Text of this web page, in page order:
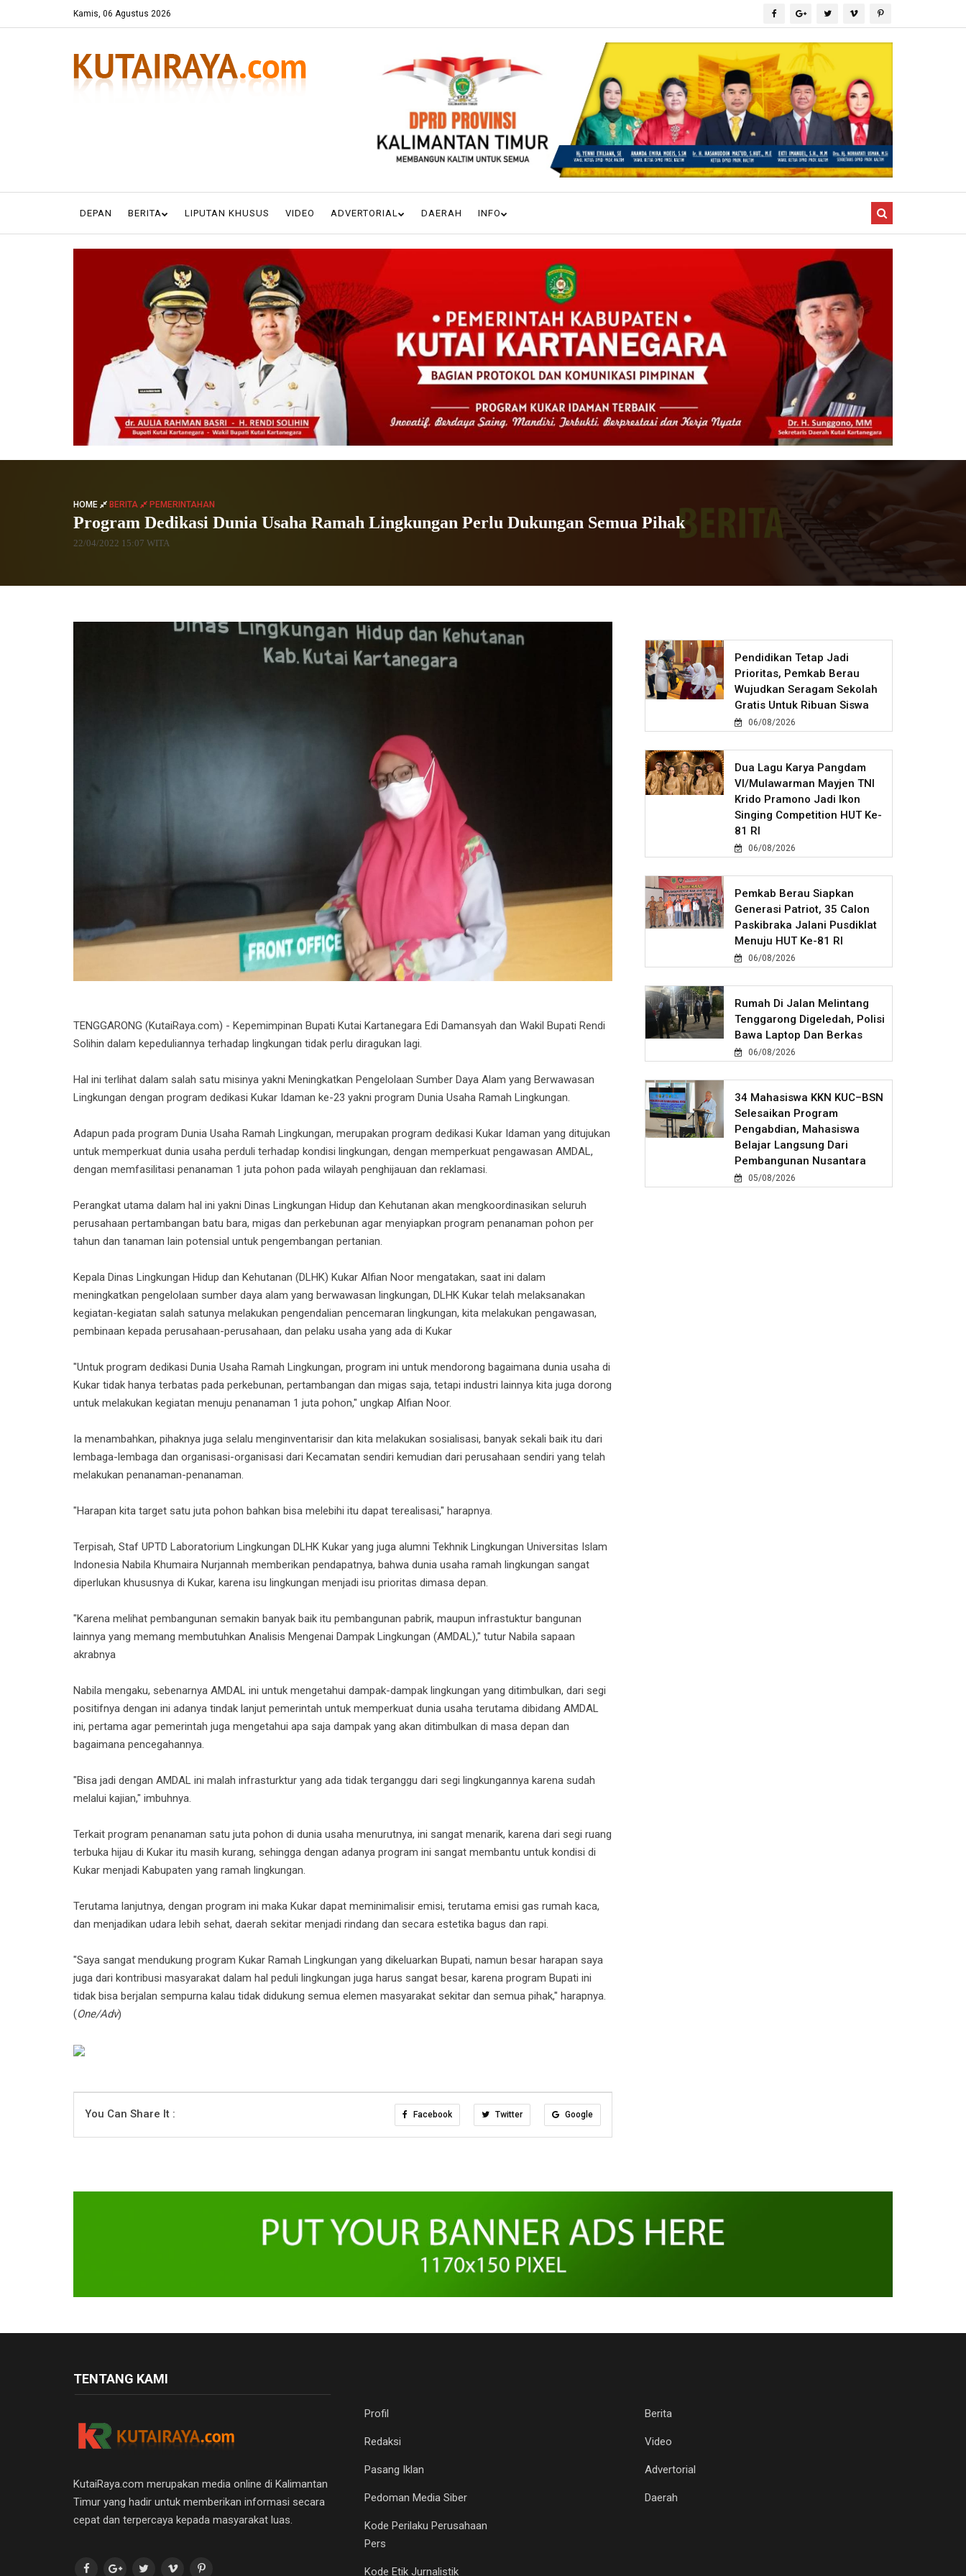
Kamis, 06 Agustus 2026
DEPAN BERITA LIPUTAN KHUSUS VIDEO ADVERTORIAL DAERAH INFO
HOME BERITA PEMERINTAHAN
Program Dedikasi Dunia Usaha Ramah Lingkungan Perlu Dukungan Semua Pihak
22/04/2022 15:07 WITA
TENGGARONG (KutaiRaya.com) - Kepemimpinan Bupati Kutai Kartanegara Edi Damansyah dan Wakil Bupati Rendi
Solihin dalam kepeduliannya terhadap lingkungan tidak perlu diragukan lagi.
Hal ini terlihat dalam salah satu misinya yakni Meningkatkan Pengelolaan Sumber Daya Alam yang Berwawasan
Lingkungan dengan program dedikasi Kukar Idaman ke-23 yakni program Dunia Usaha Ramah Lingkungan.
Adapun pada program Dunia Usaha Ramah Lingkungan, merupakan program dedikasi Kukar Idaman yang ditujukan
untuk memperkuat dunia usaha perduli terhadap kondisi lingkungan, dengan memperkuat pengawasan AMDAL,
dengan memfasilitasi penanaman 1 juta pohon pada wilayah penghijauan dan reklamasi.
Perangkat utama dalam hal ini yakni Dinas Lingkungan Hidup dan Kehutanan akan mengkoordinasikan seluruh
perusahaan pertambangan batu bara, migas dan perkebunan agar menyiapkan program penanaman pohon per
tahun dan tanaman lain potensial untuk pengembangan pertanian.
Kepala Dinas Lingkungan Hidup dan Kehutanan (DLHK) Kukar Alfian Noor mengatakan, saat ini dalam
meningkatkan pengelolaan sumber daya alam yang berwawasan lingkungan, DLHK Kukar telah melaksanakan
kegiatan-kegiatan salah satunya melakukan pengendalian pencemaran lingkungan, kita melakukan pengawasan,
pembinaan kepada perusahaan-perusahaan, dan pelaku usaha yang ada di Kukar
"Untuk program dedikasi Dunia Usaha Ramah Lingkungan, program ini untuk mendorong bagaimana dunia usaha di
Kukar tidak hanya terbatas pada perkebunan, pertambangan dan migas saja, tetapi industri lainnya kita juga dorong
untuk melakukan kegiatan menuju penanaman 1 juta pohon," ungkap Alfian Noor.
Ia menambahkan, pihaknya juga selalu menginventarisir dan kita melakukan sosialisasi, banyak sekali baik itu dari
lembaga-lembaga dan organisasi-organisasi dari Kecamatan sendiri kemudian dari perusahaan sendiri yang telah
melakukan penanaman-penanaman.
"Harapan kita target satu juta pohon bahkan bisa melebihi itu dapat terealisasi," harapnya.
Terpisah, Staf UPTD Laboratorium Lingkungan DLHK Kukar yang juga alumni Tekhnik Lingkungan Universitas Islam
Indonesia Nabila Khumaira Nurjannah memberikan pendapatnya, bahwa dunia usaha ramah lingkungan sangat
diperlukan khususnya di Kukar, karena isu lingkungan menjadi isu prioritas dimasa depan.
"Karena melihat pembangunan semakin banyak baik itu pembangunan pabrik, maupun infrastuktur bangunan
lainnya yang memang membutuhkan Analisis Mengenai Dampak Lingkungan (AMDAL)," tutur Nabila sapaan
akrabnya
Nabila mengaku, sebenarnya AMDAL ini untuk mengetahui dampak-dampak lingkungan yang ditimbulkan, dari segi
positifnya dengan ini adanya tindak lanjut pemerintah untuk memperkuat dunia usaha terutama dibidang AMDAL
ini, pertama agar pemerintah juga mengetahui apa saja dampak yang akan ditimbulkan di masa depan dan
bagaimana pencegahannya.
"Bisa jadi dengan AMDAL ini malah infrasturktur yang ada tidak terganggu dari segi lingkungannya karena sudah
melalui kajian," imbuhnya.
Terkait program penanaman satu juta pohon di dunia usaha menurutnya, ini sangat menarik, karena dari segi ruang
terbuka hijau di Kukar itu masih kurang, sehingga dengan adanya program ini sangat membantu untuk kondisi di
Kukar menjadi Kabupaten yang ramah lingkungan.
Terutama lanjutnya, dengan program ini maka Kukar dapat meminimalisir emisi, terutama emisi gas rumah kaca,
dan menjadikan udara lebih sehat, daerah sekitar menjadi rindang dan secara estetika bagus dan rapi.
"Saya sangat mendukung program Kukar Ramah Lingkungan yang dikeluarkan Bupati, namun besar harapan saya
juga dari kontribusi masyarakat dalam hal peduli lingkungan juga harus sangat besar, karena program Bupati ini
tidak bisa berjalan sempurna kalau tidak didukung semua elemen masyarakat sekitar dan semua pihak," harapnya.
(One/Adv)
You Can Share It : Facebook Twitter Google
Pendidikan Tetap Jadi
Prioritas, Pemkab Berau
Wujudkan Seragam Sekolah
Gratis Untuk Ribuan Siswa
06/08/2026
Dua Lagu Karya Pangdam
VI/Mulawarman Mayjen TNI
Krido Pramono Jadi Ikon
Singing Competition HUT Ke-
81 RI
06/08/2026
Pemkab Berau Siapkan
Generasi Patriot, 35 Calon
Paskibraka Jalani Pusdiklat
Menuju HUT Ke-81 RI
06/08/2026
Rumah Di Jalan Melintang
Tenggarong Digeledah, Polisi
Bawa Laptop Dan Berkas
06/08/2026
34 Mahasiswa KKN KUC–BSN
Selesaikan Program
Pengabdian, Mahasiswa
Belajar Langsung Dari
Pembangunan Nusantara
05/08/2026
TENTANG KAMI
KutaiRaya.com merupakan media online di Kalimantan
Timur yang hadir untuk memberikan informasi secara
cepat dan terpercaya kepada masyarakat luas.
Profil
Redaksi
Pasang Iklan
Pedoman Media Siber
Kode Perilaku Perusahaan
Pers
Kode Etik Jurnalistik
Berita
Video
Advertorial
Daerah